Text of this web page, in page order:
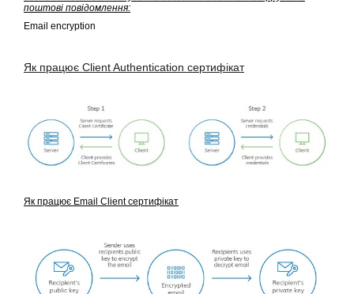
поштові повідомлення:
Email encryption
Як працює Client Authentication сертифікат
Як працює Email Client сертифікат